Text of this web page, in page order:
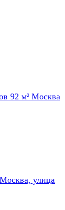
92 м² Москва
Москва, улица